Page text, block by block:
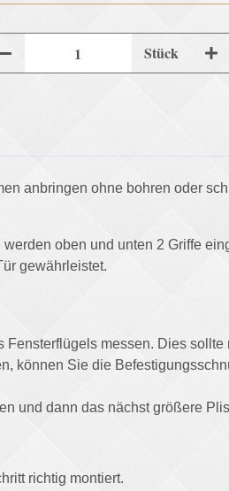
Stück
anbringen ohne bohren oder
oben und unten 2 Griffe
gewährleistet.
messen. Dies
können Sie die
und dann das nächst größere
richtig montiert.